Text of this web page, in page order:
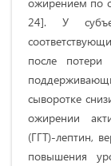
24]. У
после
сыворотке
ожирении
(ГГТ)-лептин,
повышения